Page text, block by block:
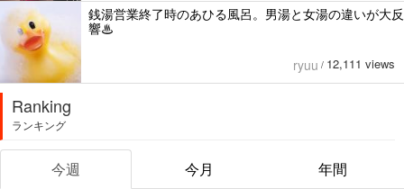
銭湯営業終了時のあひる風呂。男湯と女湯の違いが大反
響♨
ryuu / 12,111 views
Ranking
ランキング
今週 今月 年間